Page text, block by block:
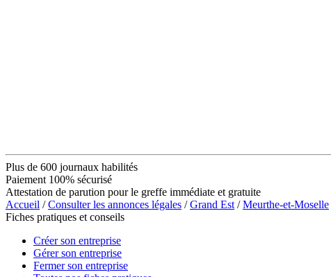
Plus de 600 journaux habilités
Paiement 100% sécurisé
Attestation de parution pour le greffe immédiate et gratuite
Accueil /Consulter les annonces légales /Grand Est /Meurthe-et-Moselle
Fiches pratiques et conseils
Créer son entreprise
Gérer son entreprise
Fermer son entreprise